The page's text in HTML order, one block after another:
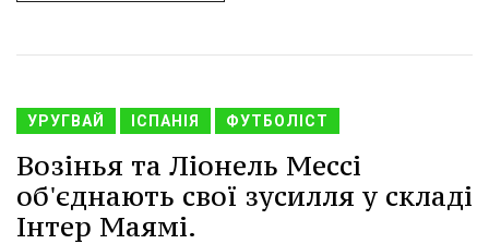
УРУГВАЙ ІСПАНІЯ ФУТБОЛІСТ
Возінья та Ліонель Мессі
об'єднають свої зусилля у складі
Інтер Маямі.